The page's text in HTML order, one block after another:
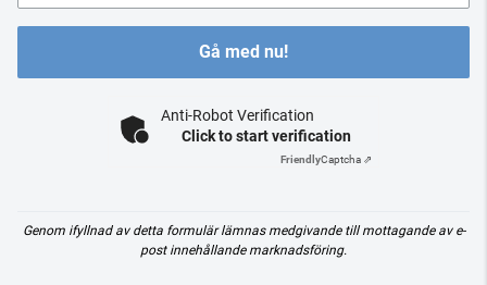
Gå med nu!
Anti-Robot Verification
Click to start verification
FriendlyCaptcha ⇗
Genom ifyllnad av detta formulär lämnas medgivande till mottagande av e-
post innehållande marknadsföring.